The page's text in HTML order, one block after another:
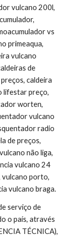
vulcano 200l,
vs
primeaqua,
vulcano
de
caldeira
lifestar preço,
worten,
vulcano
radio
de preços,
não liga,
vulcano 24
vulcano porto,
vulcano braga.
serviço de
o país, através
TÉCNICA),